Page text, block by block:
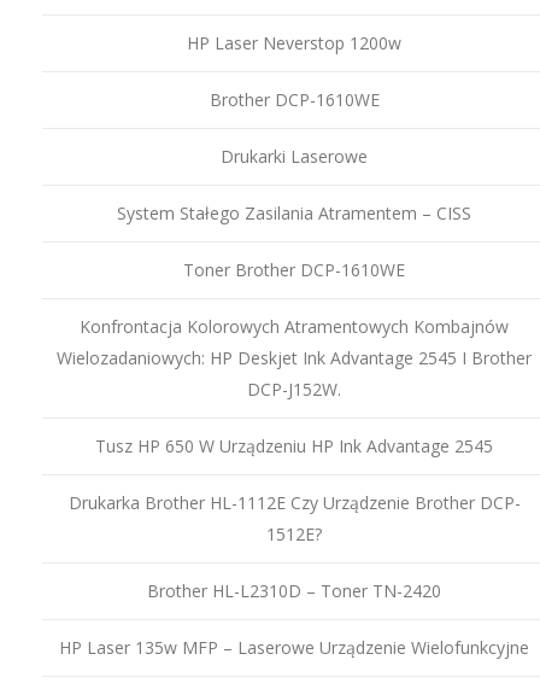
HP Laser Neverstop 1200w
Brother DCP-1610WE
Drukarki Laserowe
System Stałego Zasilania Atramentem – CISS
Toner Brother DCP-1610WE
Konfrontacja Kolorowych Atramentowych Kombajnów
Wielozadaniowych: HP Deskjet Ink Advantage 2545 I Brother
DCP-J152W.
Tusz HP 650 W Urządzeniu HP Ink Advantage 2545
Drukarka Brother HL-1112E Czy Urządzenie Brother DCP-
1512E?
Brother HL-L2310D – Toner TN-2420
HP Laser 135w MFP – Laserowe Urządzenie Wielofunkcyjne